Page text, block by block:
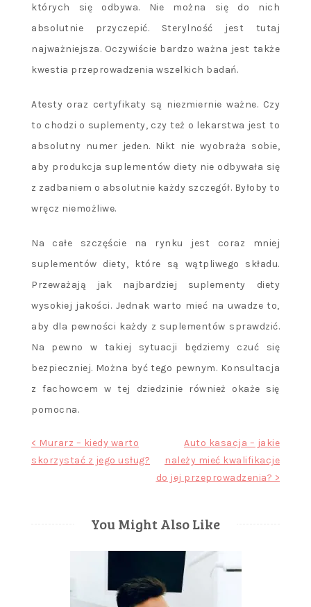
których się odbywa. Nie można się do nich
absolutnie przyczepić. Sterylność jest tutaj
najważniejsza. Oczywiście bardzo ważna jest także
kwestia przeprowadzenia wszelkich badań.
Atesty oraz certyfikaty są niezmiernie ważne. Czy
to chodzi o suplementy, czy też o lekarstwa jest to
absolutny numer jeden. Nikt nie wyobraża sobie,
aby produkcja suplementów diety nie odbywała się
z zadbaniem o absolutnie każdy szczegół. Byłoby to
wręcz niemożliwe.
Na całe szczęście na rynku jest coraz mniej
suplementów diety, które są wątpliwego składu.
Przeważają jak najbardziej suplementy diety
wysokiej jakości. Jednak warto mieć na uwadze to,
aby dla pewności każdy z suplementów sprawdzić.
Na pewno w takiej sytuacji będziemy czuć się
bezpieczniej. Można być tego pewnym. Konsultacja
z fachowcem w tej dziedzinie również okaże się
pomocna.
Nawigacja
wpisu
< Murarz – kiedy warto
skorzystać z jego usług?
Auto kasacja – jakie
należy mieć kwalifikacje
do jej przeprowadzenia? >
You Might Also Like